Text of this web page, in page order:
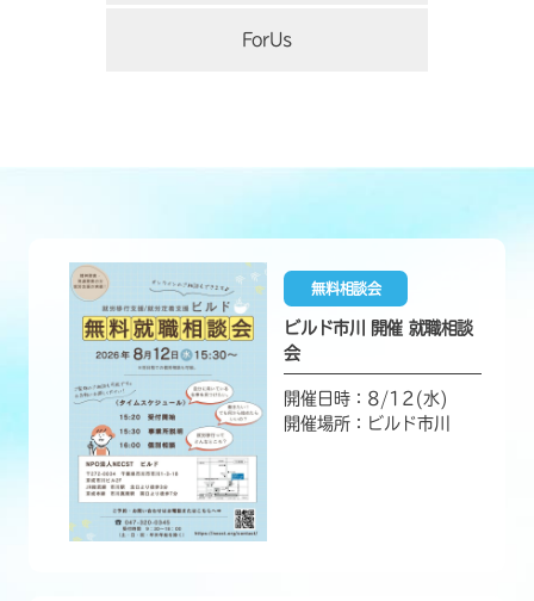
ForUs
無料相談会
ビルド市川 開催 就職相談
会
開催日時：8/12(水)
開催場所：ビルド市川